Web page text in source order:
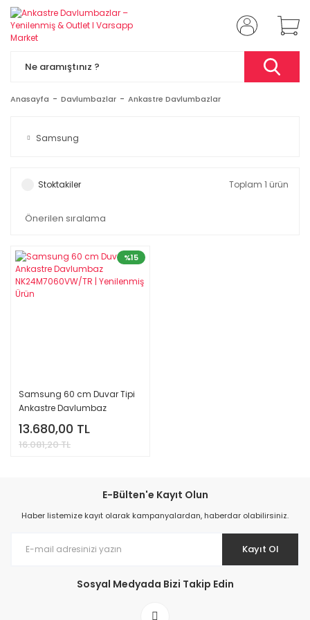
Anasayfa Davlumbazlar Ankastre Davlumbazlar
Samsung
Stoktakiler Toplam 1 ürün
%15
Samsung 60 cm Duvar Tipi
Ankastre Davlumbaz
NK24M7060VW/TR |
Yenilenmiş Ürün
13.680,00 TL
16.081,20 TL
E-Bülten'e Kayıt Olun
Haber listemize kayıt olarak kampanyalardan, haberdar olabilirsiniz.
Kayıt Ol
Sosyal Medyada Bizi Takip Edin